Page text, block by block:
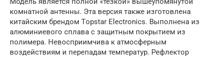
комнатной антенны. Эта версия также изготовлена
китайским брендом Тopstar Electronics. Выполнена из
алюминиевого сплава с защитным покрытием из
полимера. Невосприимчива к атмосферным
воздействиям и перепадам температур. Рефлектор